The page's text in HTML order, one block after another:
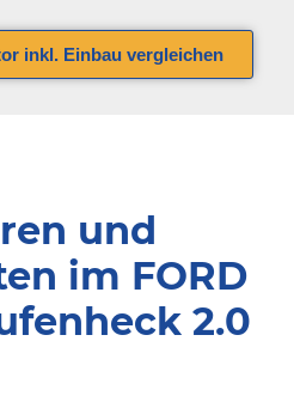
inkl. Einbau vergleichen
und
im FORD
2.0